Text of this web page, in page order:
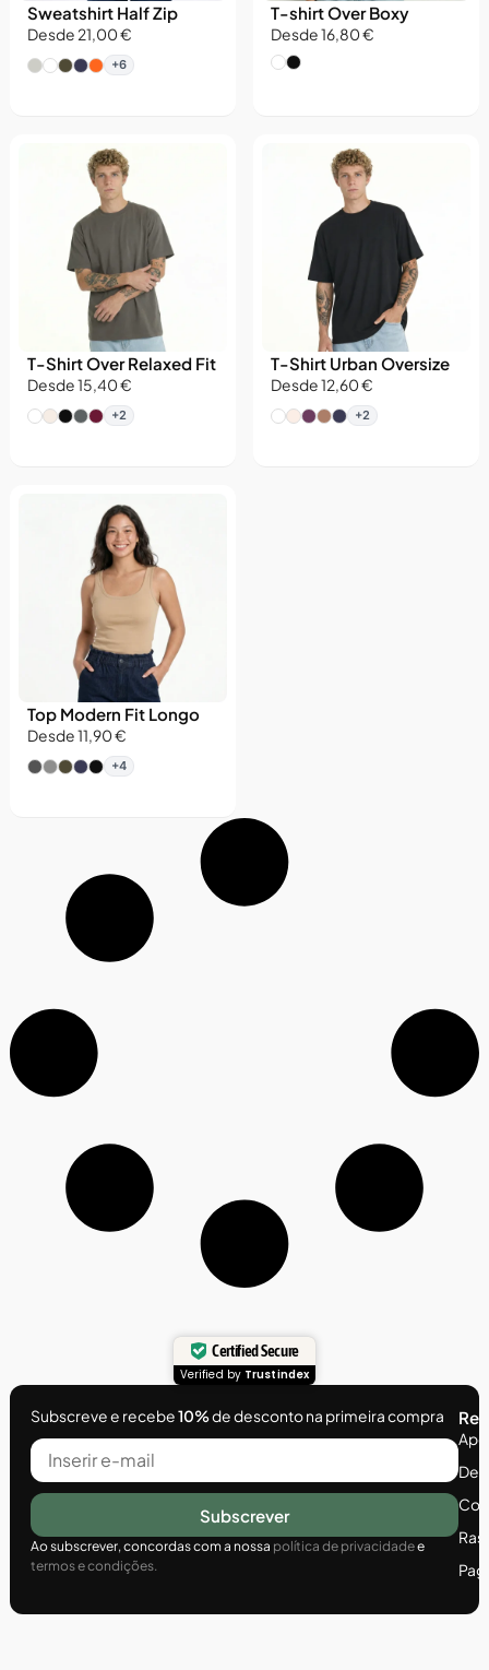
Sweatshirt Half Zip
Desde 21,00 €
+6
T-shirt Over Boxy
Desde 16,80 €
T-Shirt Over Relaxed Fit
Desde 15,40 €
+2
T-Shirt Urban Oversize
Desde 12,60 €
+2
Top Modern Fit Longo
Desde 11,90 €
+4
Certified Secure
Verified by Trustindex
Subscreve e recebe10%de desconto na primeira compra
Subscrever
Ao subscrever, concordas com a nossa política de privacidadee
termos e condições.